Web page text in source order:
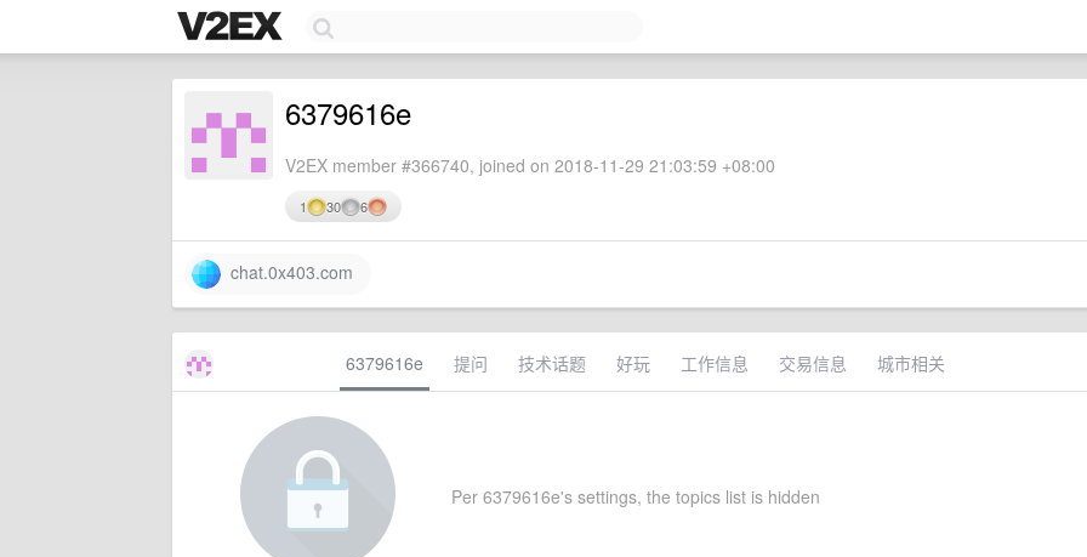
6379616e
V2EX member #366740, joined on 2018-11-29 21:03:59 +08:00
1 30 6
chat.0x403.com
6379616e 提问 技术话题 好玩 工作信息 交易信息 城市相关
Per 6379616e's settings, the topics list is hidden